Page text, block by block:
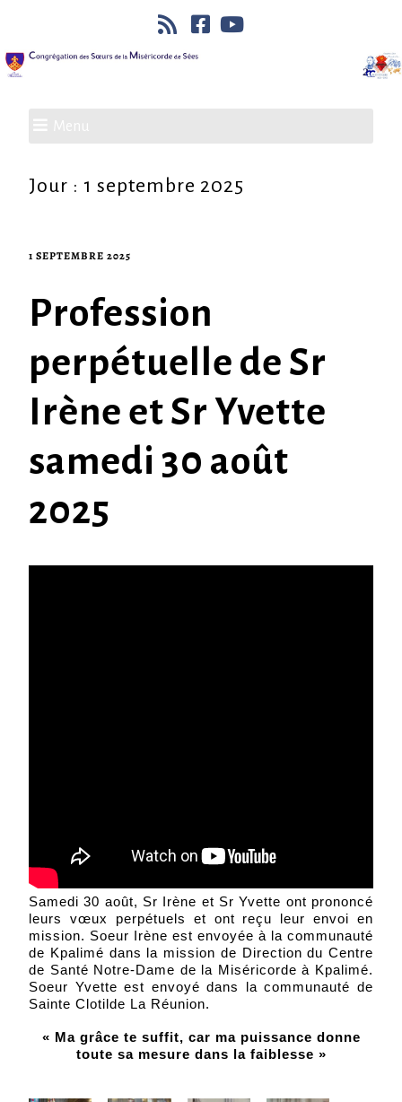
Jour : 1 septembre 2025
1 SEPTEMBRE 2025
Profession
perpétuelle de Sr
Irène et Sr Yvette
samedi 30 août
2025
Samedi 30 août, Sr Irène et Sr Yvette ont prononcé
leurs vœux perpétuels et ont reçu leur envoi en
mission. Soeur Irène est envoyée à la communauté
de Kpalimé dans la mission de Direction du Centre
de Santé Notre-Dame de la Miséricorde à Kpalimé.
Soeur Yvette est envoyé dans la communauté de
Sainte Clotilde La Réunion.
« Ma grâce te suffit, car ma puissance donne
toute sa mesure dans la faiblesse »